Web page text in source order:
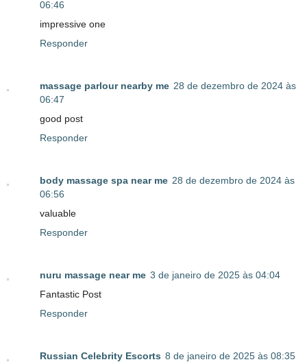
06:46
impressive one
Responder
massage parlour nearby me 28 de dezembro de 2024 às
06:47
good post
Responder
body massage spa near me 28 de dezembro de 2024 às
06:56
valuable
Responder
nuru massage near me 3 de janeiro de 2025 às 04:04
Fantastic Post
Responder
Russian Celebrity Escorts 8 de janeiro de 2025 às 08:35